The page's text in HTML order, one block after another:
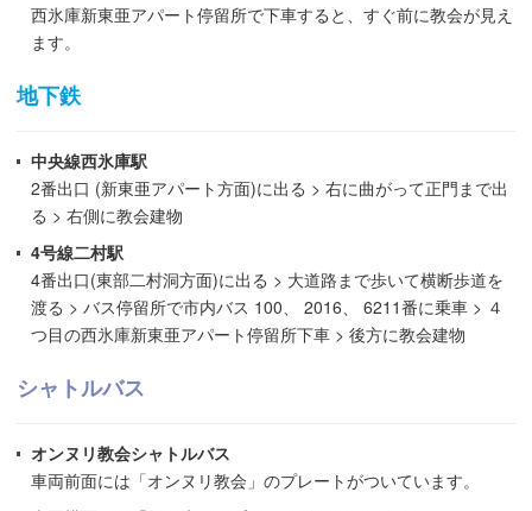
西氷庫新東亜アパート停留所で下車すると、すぐ前に教会が見え
ます。
地下鉄
中央線西氷庫駅
2番出口 (新東亜アパート方面)に出る > 右に曲がって正門まで出
る > 右側に教会建物
4号線二村駅
4番出口(東部二村洞方面)に出る > 大道路まで歩いて横断歩道を
渡る > バス停留所で市内バス 100、 2016、 6211番に乗車 > ４
つ目の西氷庫新東亜アパート停留所下車 > 後方に教会建物
シャトルバス
オンヌリ教会シャトルバス
車両前面には「オンヌリ教会」のプレートがついています。